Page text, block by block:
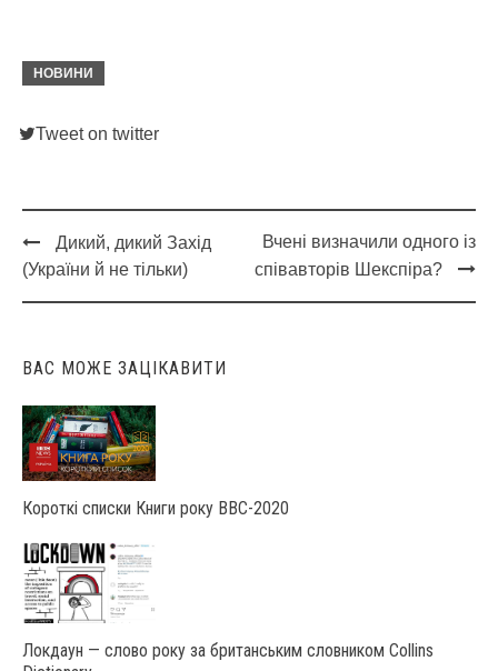
НОВИНИ
Tweet on twitter
Post
navigation
Дикий, дикий Захід
(України й не тільки)
Вчені визначили одного із
співавторів Шекспіра?
ВАС МОЖЕ ЗАЦІКАВИТИ
Короткі списки Книги року ВВС-2020
Локдаун — слово року за британським словником Collins